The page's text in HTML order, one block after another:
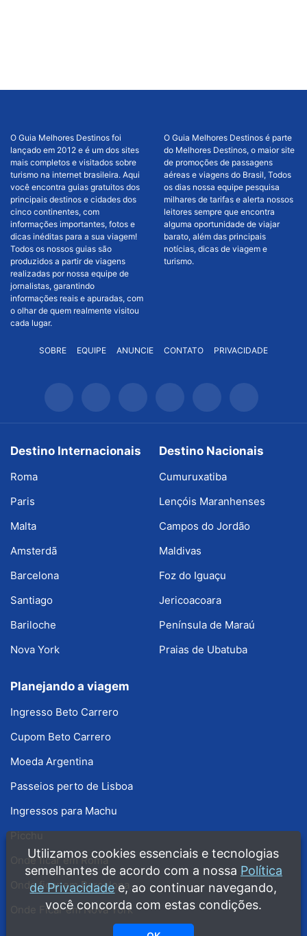
O Guia Melhores Destinos foi
lançado em 2012 e é um dos sites
mais completos e visitados sobre
turismo na internet brasileira. Aqui
você encontra guias gratuitos dos
principais destinos e cidades dos
cinco continentes, com
informações importantes, fotos e
dicas inéditas para a sua viagem!
Todos os nossos guias são
produzidos a partir de viagens
realizadas por nossa equipe de
jornalistas, garantindo
informações reais e apuradas, com
o olhar de quem realmente visitou
cada lugar.
O Guia Melhores Destinos é parte
do Melhores Destinos, o maior site
de promoções de passagens
aéreas e viagens do Brasil, Todos
os dias nossa equipe pesquisa
milhares de tarifas e alerta nossos
leitores sempre que encontra
alguma oportunidade de viajar
barato, além das principais
notícias, dicas de viagem e
turismo.
SOBRE EQUIPE ANUNCIE CONTATO PRIVACIDADE
Destino Internacionais
Roma
Paris
Malta
Amsterdã
Barcelona
Santiago
Bariloche
Nova York
Destino Nacionais
Cumuruxatiba
Lençóis Maranhenses
Campos do Jordão
Maldivas
Foz do Iguaçu
Jericoacoara
Península de Maraú
Praias de Ubatuba
Planejando a viagem
Ingresso Beto Carrero
Cupom Beto Carrero
Moeda Argentina
Passeios perto de Lisboa
Ingressos para Machu
Onde ficar em Roma
Onde ficar em Barcelona
Onde Ficar em Nova York
Utilizamos cookies essenciais e tecnologias
semelhantes de acordo com a nossa Política
de Privacidade e, ao continuar navegando,
você concorda com estas condições.